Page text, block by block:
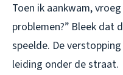
Toen ik aankwam,
problemen?” Bleek dat
speelde. De
leiding onder de straat.